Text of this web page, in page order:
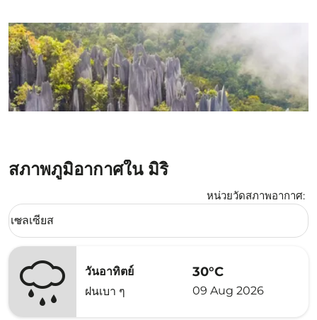
สภาพภูมิอากาศใน มิริ
หน่วยวัดสภาพอากาศ:
Weather unit option เซลเซียส Selected
เซลเซียส
keyboard_arrow_down
วันอาทิตย์
ฝนเบา ๆ
30°C
09 Aug 2026